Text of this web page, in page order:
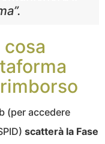
(per accedere
scatterà la Fase